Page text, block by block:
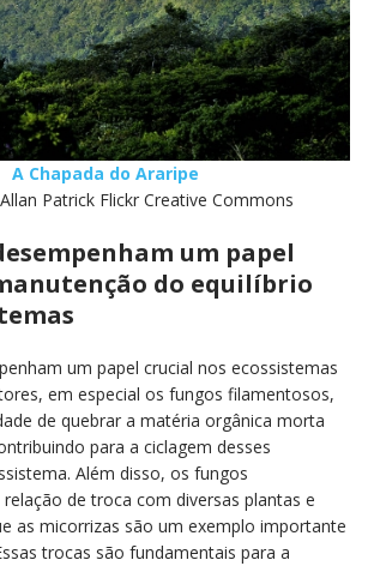
A Chapada do Araripe
Allan Patrick Flickr Creative Commons
um papel
do equilíbrio
um papel crucial nos ecossistemas
em especial os fungos filamentosos,
de quebrar a matéria orgânica morta
para a ciclagem desses
Além disso, os fungos
de troca com diversas plantas e
as micorrizas são um exemplo importante
trocas são fundamentais para a